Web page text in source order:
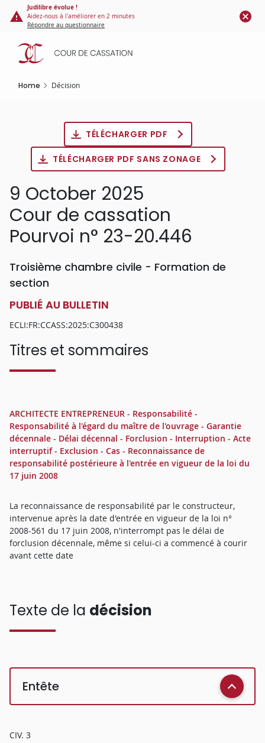
Cookies management panel
content
Judilibre évolue !
Aidez-nous à l'améliorer en 2 minutes
Répondre au questionnaire
Home Décision
TÉLÉCHARGER PDF
TÉLÉCHARGER PDF SANS ZONAGE
9 October 2025
Cour de cassation
Pourvoi n° 23-20.446
Troisième chambre civile - Formation de
section
PUBLIÉ AU BULLETIN
ECLI:FR:CCASS:2025:C300438
Titres et sommaires
ARCHITECTE ENTREPRENEUR - Responsabilité -
Responsabilité à l'égard du maître de l'ouvrage - Garantie
décennale - Délai décennal - Forclusion - Interruption - Acte
interruptif - Exclusion - Cas - Reconnaissance de
responsabilité postérieure à l'entrée en vigueur de la loi du
17 juin 2008
La reconnaissance de responsabilité par le constructeur,
intervenue après la date d'entrée en vigueur de la loi n°
2008-561 du 17 juin 2008, n'interrompt pas le délai de
forclusion décennale, même si celui-ci a commencé à courir
avant cette date
Texte de la décision
Entête
CIV. 3